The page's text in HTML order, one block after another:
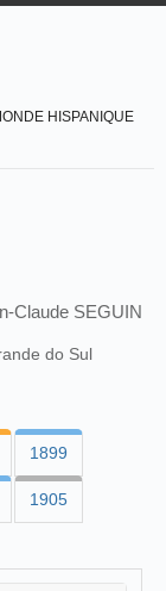
HISPANIQUE
Claude SEGUIN
do Sul
1899
1905